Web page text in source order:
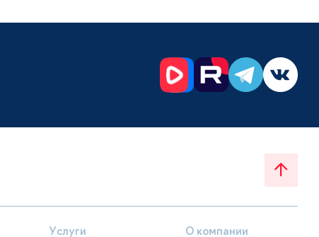
Услуги О компании